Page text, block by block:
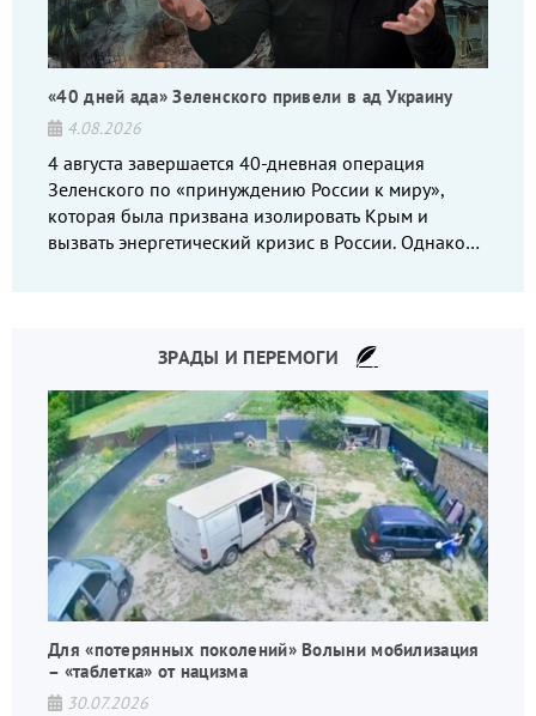
«40 дней ада» Зеленского привели в ад Украину
4.08.2026
4 августа завершается 40-дневная операция
Зеленского по «принуждению России к миру»,
которая была призвана изолировать Крым и
вызвать энергетический кризис в России. Однако
ЗРАДЫ И ПЕРЕМОГИ
Для «потерянных поколений» Волыни мобилизация
– «таблетка» от нацизма
30.07.2026